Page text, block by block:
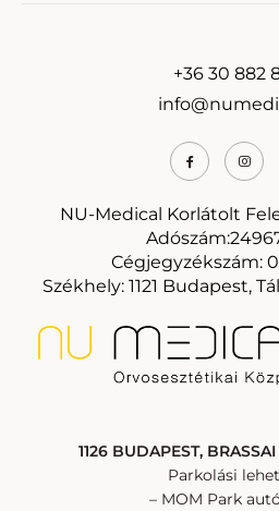
1126 BUDAPEST,
Parkolási
– MOM Park
+36 30 882
NU-Medical Korlátolt
Cégjegyzékszám:
Székhely: 1121 Budapest,